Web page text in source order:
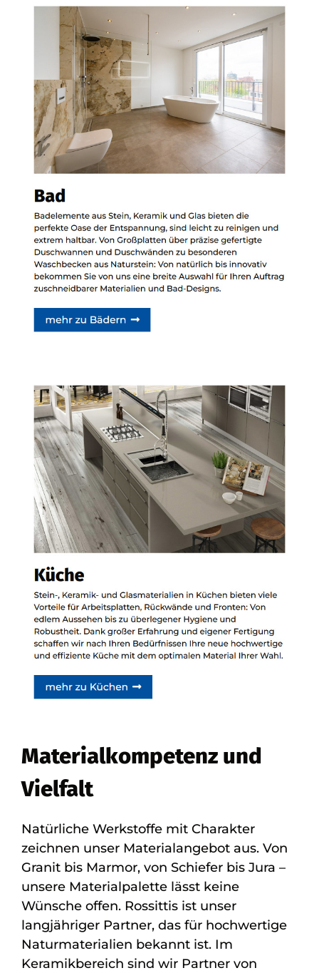
Materialkompetenz und
Vielfalt
Natürliche Werkstoffe mit Charakter
zeichnen unser Materialangebot aus. Von
Granit bis Marmor, von Schiefer bis Jura –
unsere Materialpalette lässt keine
Wünsche offen. Rossittis ist unser
langjähriger Partner, das für hochwertige
Naturmaterialien bekannt ist. Im
Keramikbereich sind wir Partner von